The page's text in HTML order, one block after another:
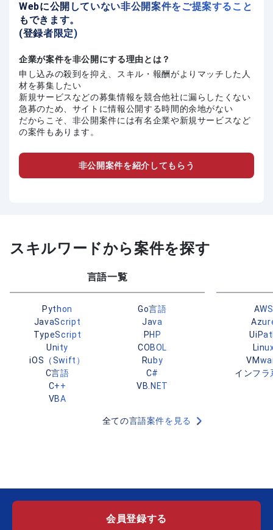
Webに公開していない非公開案件をご提案すること
もできます。
(登録者限定)
企業が案件を非公開にする理由とは？
申し込みの殺到を抑え、スキル・報酬がよりマッチした人
材を募集したい
新規サービスなどの募集情報を競合他社に漏らしたくない
急募のため、サイトに情報公開する時間的余地がない
だからこそ、非公開案件には有名企業や新規サービスなど
の案件もあります。
非公開案件を紹介してもらう
スキルワードから案件を探す
言語一覧
Python
Go言語
JavaScript
Java
TypeScript
PHP
Unity
COBOL
iOS（Swift）
Ruby
C言語
C#
C++
VB.NET
VBA
全ての言語案件を見る
AWS
インフラ
会員登録する